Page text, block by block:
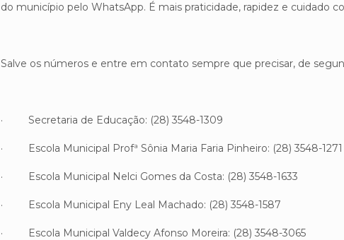
do município pelo WhatsApp. É mais praticidade, rapidez e cuidado
Salve os números e entre em contato sempre que precisar, de
· Secretaria de Educação: (28) 3548-1309
· Escola Municipal Profª Sônia Maria Faria Pinheiro: (28) 3548-1271
· Escola Municipal Nelci Gomes da Costa: (28) 3548-1633
· Escola Municipal Eny Leal Machado: (28) 3548-1587
· Escola Municipal Valdecy Afonso Moreira: (28) 3548-3065